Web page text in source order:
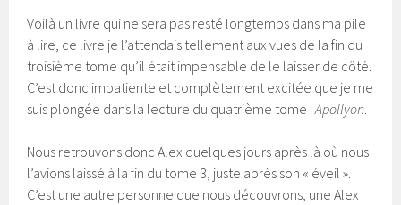
Voilà un livre qui ne sera pas resté longtemps dans ma pile
à lire, ce livre je l’attendais tellement aux vues de la fin du
troisième tome qu’il était impensable de le laisser de côté.
C’est donc impatiente et complètement excitée que je me
suis plongée dans la lecture du quatrième tome :Apollyon.
Nous retrouvons donc Alex quelques jours après là où nous
l’avions laissé à la fin du tome 3, juste après son « éveil ».
C’est une autre personne que nous découvrons, une Alex